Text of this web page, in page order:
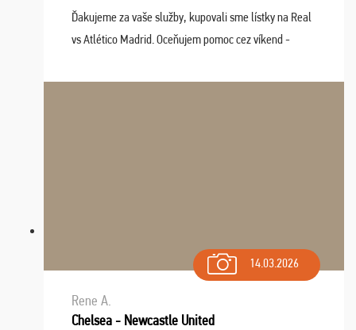
Ďakujeme za vaše služby, kupovali sme lístky na Real
vs Atlético Madrid. Oceňujem pomoc cez víkend -
spokojnosti. Sedenie bolo dobré, štadión Barnabéu ...
14.03.2026
Rene A.
Chelsea - Newcastle United